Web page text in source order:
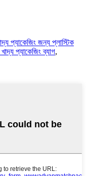
প্যাকেজিং জন্য প্লাস্টিক
প্যাকেজিং ব্যাগ,